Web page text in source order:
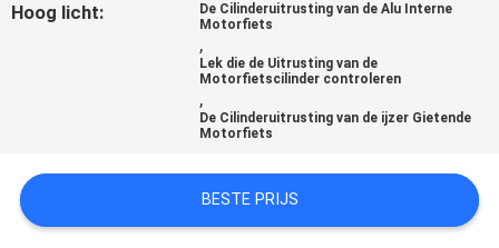
PRIVACYBELEID
Hoog licht:
De Cilinderuitrusting van de Alu Interne
Motorfiets
,
Lek die de Uitrusting van de
Motorfietscilinder controleren
,
De Cilinderuitrusting van de ijzer Gietende
Motorfiets
BESTE PRIJS